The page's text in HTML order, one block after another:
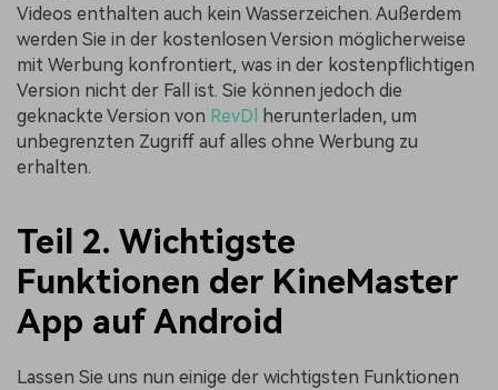
Videos enthalten auch kein Wasserzeichen. Außerdem
werden Sie in der kostenlosen Version möglicherweise
mit Werbung konfrontiert, was in der kostenpflichtigen
Version nicht der Fall ist. Sie können jedoch die
geknackte Version von RevDl
herunterladen, um
unbegrenzten Zugriff auf alles ohne Werbung zu
erhalten.
Teil 2. Wichtigste
Funktionen der KineMaster
App auf Android
Lassen Sie uns nun einige der wichtigsten Funktionen